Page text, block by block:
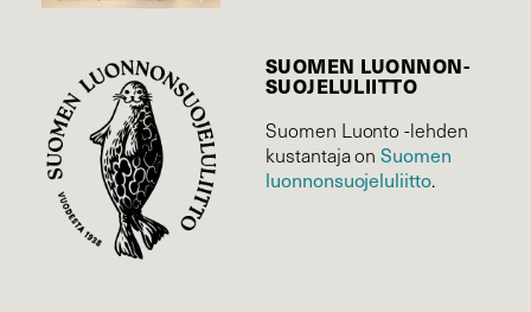
SUOMEN LUONNON­
SUOJELU­LIITTO
Suomen Luonto -lehden
kustantaja onSuomen
luonnonsuojelu­liitto.